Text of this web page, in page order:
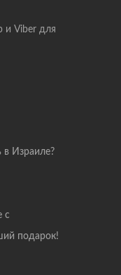
и Viber для
в Израиле?
с
подарок!